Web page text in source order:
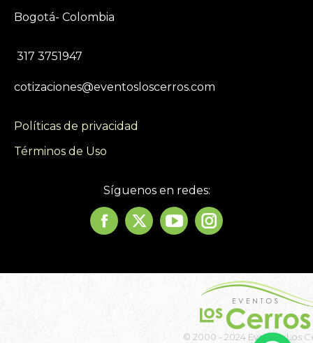
Bogotá- Colombia
317 3751947
cotizaciones@eventosloscerros.com
Políticas de privacidad
Términos de Uso
Síguenos en redes:
Facebook
TwitterYouTube
Cerros
Instagram
Cerros
© 2000 - 2024 Eventos Los